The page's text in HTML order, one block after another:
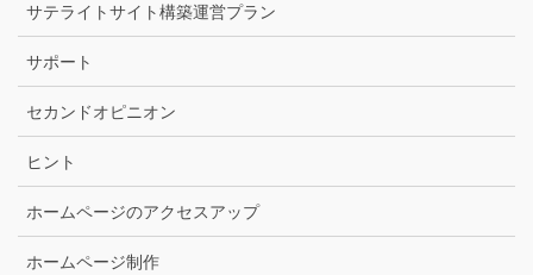
サテライトサイト構築運営プラン
サポート
セカンドオピニオン
ヒント
ホームページのアクセスアップ
ホームページ制作